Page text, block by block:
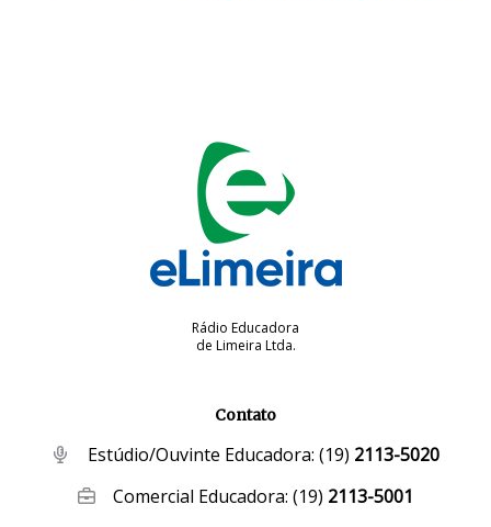
Rádio Educadora
de Limeira Ltda.
Contato
Estúdio/Ouvinte Educadora: (19) 2113-5020
Comercial Educadora:(19) 2113-5001